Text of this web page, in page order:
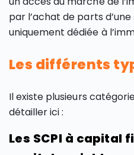
par l’achat de parts
uniquement dédiée à
Les différents
Il existe plusieurs
détailler ici :
Les SCPI à capital